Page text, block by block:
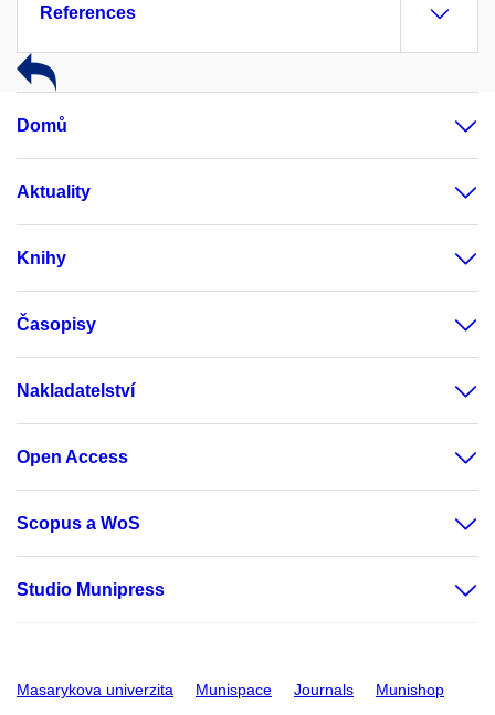
References
Domů
Aktuality
Knihy
Časopisy
Nakladatelství
Open Access
Scopus a WoS
Studio Munipress
Masarykova univerzita Munispace Journals Munishop